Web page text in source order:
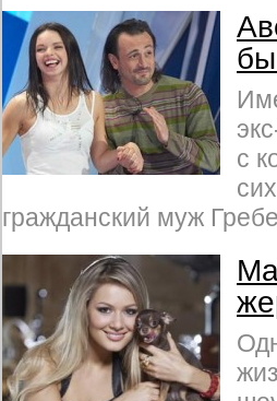
с
гражданский муж